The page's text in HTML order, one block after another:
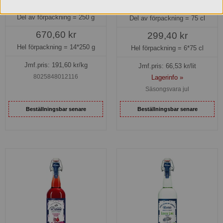
Del av förpackning =250 g
670,60 kr
Hel förpackning = 14*250 g
Jmf.pris: 191,60kr/kg
8025848012116
Beställningsbar senare
Del av förpackning = 75 cl
299,40 kr
Hel förpackning = 6*75 cl
Jmf.pris: 66,53 kr/lit
Lagerinfo »
Säsongsvara jul
Beställningsbar senare